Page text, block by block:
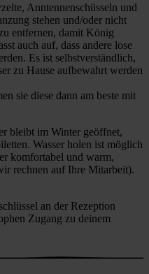
Anntennenschüsseln und
stehen und/oder nicht
entfernen, damit König
auch auf, dass andere lose
Es ist selbstverständlich,
zu Hause aufbewahrt werden
sie diese dann am beste mit
bleibt im Winter geöffnet,
Wasser holen ist möglich
komfortabel und warm,
rechnen auf Ihre Mitarbeit).
an der Rezeption
Zugang zu deinem